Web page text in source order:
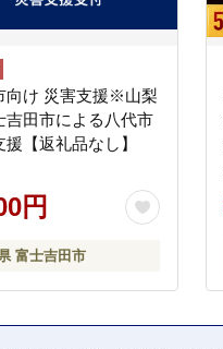
向け 災害支援※山梨
吉田市による八代市
援【返礼品なし】
円
富士吉田市